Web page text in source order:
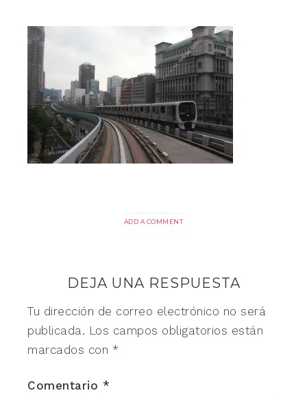
ADD A COMMENT
DEJA UNA RESPUESTA
Tu dirección de correo electrónico no será
publicada. Los campos obligatorios están
marcados con *
Comentario *